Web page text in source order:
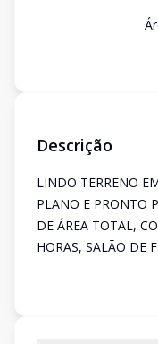
Descrição
LINDO TERRENO
PLANO E PRONTO
DE ÁREA TOTAL,
HORAS, SALÃO DE